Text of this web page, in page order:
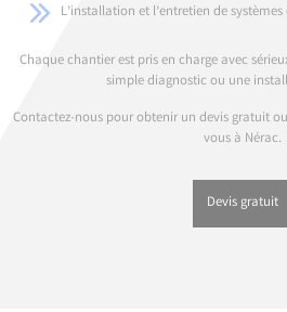
L’installation et l’entretien de
Chaque chantier est pris en charge avec
simple diagnostic ou une
Contactez-nous pour obtenir un devis gratuit
vous à Nérac.
Devis gratuit